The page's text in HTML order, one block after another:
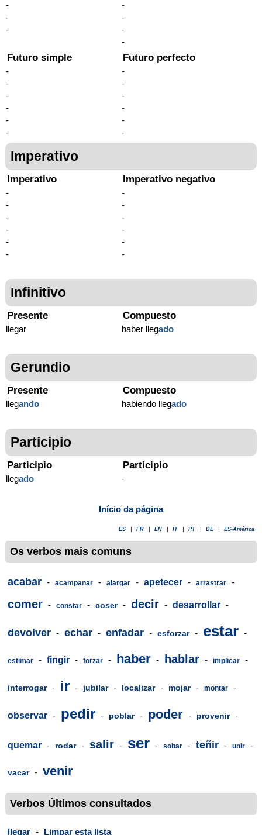
-
-
-
-
-
-
-
Futuro simple
-
-
-
-
-
-
Futuro perfecto
-
-
-
-
-
-
Imperativo
Imperativo
-
-
-
-
-
-
Imperativo negativo
-
-
-
-
-
-
Infinitivo
Presente
llegar
Compuesto
haber llegado
Gerundio
Presente
llegando
Compuesto
habiendo llegado
Participio
Participio
llegado
Participio
-
Início da página
ES FR EN IT PT DE ES-América
Os verbos mais comuns
acabar - acampanar - alargar - apetecer - arrastrar -
comer - constar - coser - decir - desarrollar -
devolver - echar - enfadar - esforzar - estar -
estimar - fingir - forzar - haber - hablar - implicar -
interrogar - ir - jubilar - localizar - mojar - montar -
observar - pedir - poblar - poder - provenir -
quemar - rodar - salir - ser - sobar - teñir - unir -
vacar - venir
Verbos Últimos consultados
llegar - Limpar esta lista